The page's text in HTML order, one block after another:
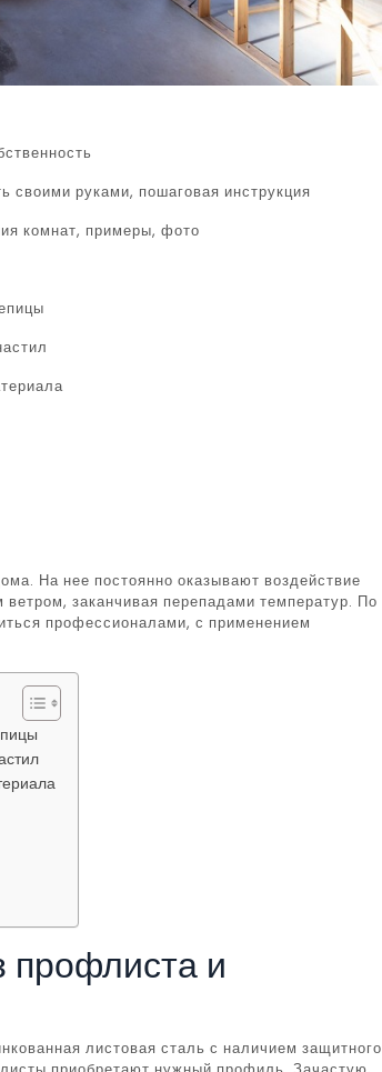
своими руками, пошаговая инструкция
комнат, примеры, фото
На нее постоянно оказывают воздействие
заканчивая перепадами температур. По
профессионалами, с применением
профлиста и
листовая сталь с наличием защитного